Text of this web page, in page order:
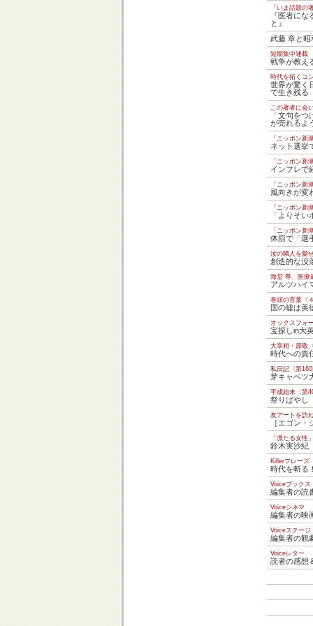
「いま話題の
『医者に
と』
武藤 章と昭
短期集中連載
戦争が教え
時代を拓くコ
世界が驚く
で生き残る
この著者に会
「文句を
が売れるよ
「ニッポン新
ネット選挙
「ニッポン新
インフレで
「ニッポン新
風向きが変
「ニッポン新
「よりそ
「ニッポン新
体罰で「選
汝の隣人を愛
創造的な没
海堂 尊、医療
アルツハイ
巻頭の言葉〈
国の嘘は美
オックスフォ
宝探しin大
大宰相・原敬
時代への責
私日記〈第
芽キャベツ
平成始末〈第
祭りばやし
友アートを訪
［エゴン・
「凛たる女性
鈴木実沙紀
Killerフレーズ
時代を斬る
Voiceブックス
編集者の読
Voiceシネマ
編集者の映
Voiceステージ
編集者の観
Voiceレター
読者の感想